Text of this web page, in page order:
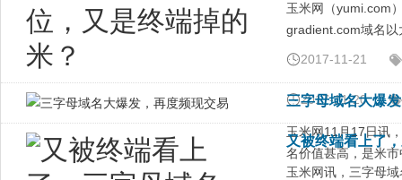
2017-11-21
玉米网（yumi.com
gradient.com域名以
2017-11-20
三字母域名大爆
玉米网11月17日讯
名价值甚高，是米
又被终端看上了
玉米网讯，三字母